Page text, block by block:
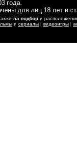
года.
для лиц 18 лет и
на подбор и
и сериалы | видеоигры |